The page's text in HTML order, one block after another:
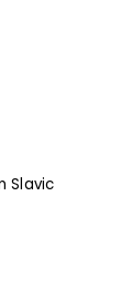
Slavic